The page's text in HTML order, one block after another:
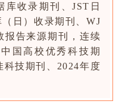
库收录期刊、JST日
日）收录期刊、WJ
报告来源期刊，连续
国高校优秀科技期
科技期刊 、2024年 度